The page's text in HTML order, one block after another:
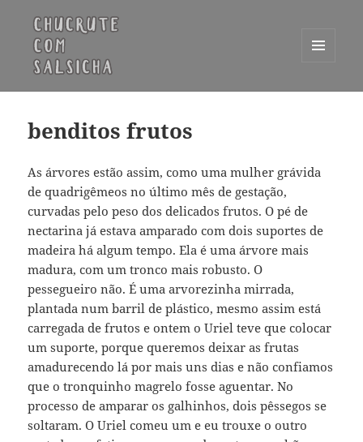
WIDGETS
benditos frutos
As árvores estão assim, como uma mulher grávida
de quadrigêmeos no último mês de gestação,
curvadas pelo peso dos delicados frutos. O pé de
nectarina já estava amparado com dois suportes de
madeira há algum tempo. Ela é uma árvore mais
madura, com um tronco mais robusto. O
pessegueiro não. É uma arvorezinha mirrada,
plantada num barril de plástico, mesmo assim está
carregada de frutos e ontem o Uriel teve que colocar
um suporte, porque queremos deixar as frutas
amadurecendo lá por mais uns dias e não confiamos
que o tronquinho magrelo fosse aguentar. No
processo de amparar os galhinhos, dois pêssegos se
soltaram. O Uriel comeu um e eu trouxe o outro